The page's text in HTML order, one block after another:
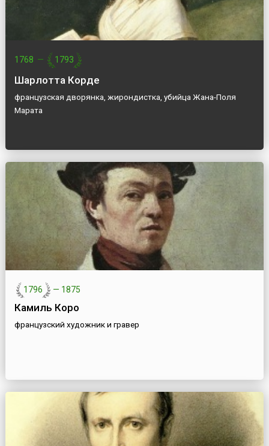
1768 — 1793
Шарлотта Корде
французская дворянка, жирондистка, убийца Жана-Поля
Марата
1796 — 1875
Камиль Коро
французский художник и гравер